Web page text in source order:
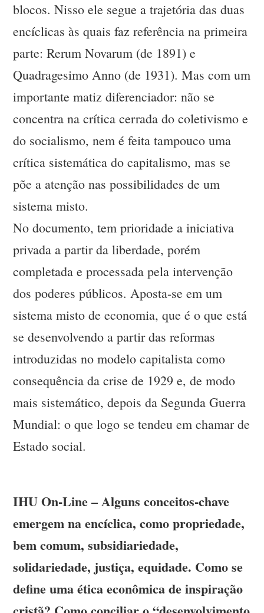
blocos. Nisso ele segue a trajetória das duas
encíclicas às quais faz referência na primeira
parte: Rerum Novarum (de 1891) e
Quadragesimo Anno (de 1931). Mas com um
importante matiz diferenciador: não se
concentra na crítica cerrada do coletivismo e
do socialismo, nem é feita tampouco uma
crítica sistemática do capitalismo, mas se
põe a atenção nas possibilidades de um
sistema misto.
No documento, tem prioridade a iniciativa
privada a partir da liberdade, porém
completada e processada pela intervenção
dos poderes públicos. Aposta-se em um
sistema misto de economia, que é o que está
se desenvolvendo a partir das reformas
introduzidas no modelo capitalista como
consequência da crise de 1929 e, de modo
mais sistemático, depois da Segunda Guerra
Mundial: o que logo se tendeu em chamar de
Estado social.
IHU On-Line – Alguns conceitos-chave
emergem na encíclica, como propriedade,
bem comum, subsidiariedade,
solidariedade, justiça, equidade. Como se
define uma ética econômica de inspiração